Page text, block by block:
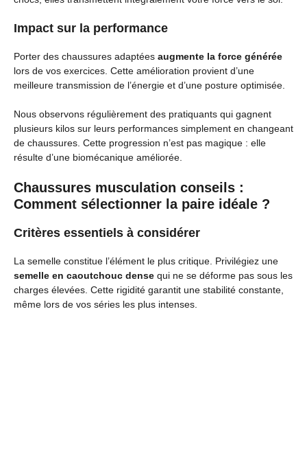
Impact sur la performance
Porter des chaussures adaptées augmente la force générée
lors de vos exercices. Cette amélioration provient d’une
meilleure transmission de l’énergie et d’une posture optimisée.
Nous observons régulièrement des pratiquants qui gagnent
plusieurs kilos sur leurs performances simplement en changeant
de chaussures. Cette progression n’est pas magique : elle
résulte d’une biomécanique améliorée.
Chaussures musculation conseils :
Comment sélectionner la paire idéale ?
Critères essentiels à considérer
La semelle constitue l’élément le plus critique. Privilégiez une
semelle en caoutchouc dense qui ne se déforme pas sous les
charges élevées. Cette rigidité garantit une stabilité constante,
même lors de vos séries les plus intenses.